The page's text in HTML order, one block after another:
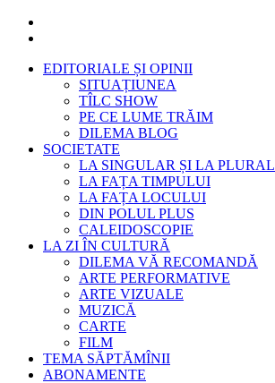
EDITORIALE ȘI OPINII
SITUAȚIUNEA
TÎLC SHOW
PE CE LUME TRĂIM
DILEMA BLOG
SOCIETATE
LA SINGULAR ȘI LA PLURAL
LA FAȚA TIMPULUI
LA FAȚA LOCULUI
DIN POLUL PLUS
CALEIDOSCOPIE
LA ZI ÎN CULTURĂ
DILEMA VĂ RECOMANDĂ
ARTE PERFORMATIVE
ARTE VIZUALE
MUZICĂ
CARTE
FILM
TEMA SĂPTĂMÎNII
ABONAMENTE